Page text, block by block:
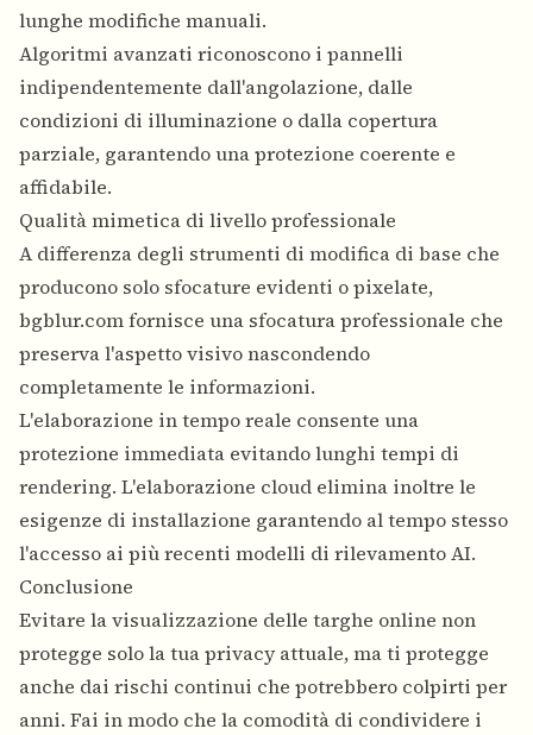
lunghe modifiche manuali.
Algoritmi avanzati riconoscono i pannelli
indipendentemente dall'angolazione, dalle
condizioni di illuminazione o dalla copertura
parziale, garantendo una protezione coerente e
affidabile.
Qualità mimetica di livello professionale
A differenza degli strumenti di modifica di base che
producono solo sfocature evidenti o pixelate,
bgblur.com fornisce una sfocatura professionale che
preserva l'aspetto visivo nascondendo
completamente le informazioni.
L'elaborazione in tempo reale consente una
protezione immediata evitando lunghi tempi di
rendering. L'elaborazione cloud elimina inoltre le
esigenze di installazione garantendo al tempo stesso
l'accesso ai più recenti modelli di rilevamento AI.
Conclusione
Evitare la visualizzazione delle targhe online non
protegge solo la tua privacy attuale, ma ti protegge
anche dai rischi continui che potrebbero colpirti per
anni. Fai in modo che la comodità di condividere i